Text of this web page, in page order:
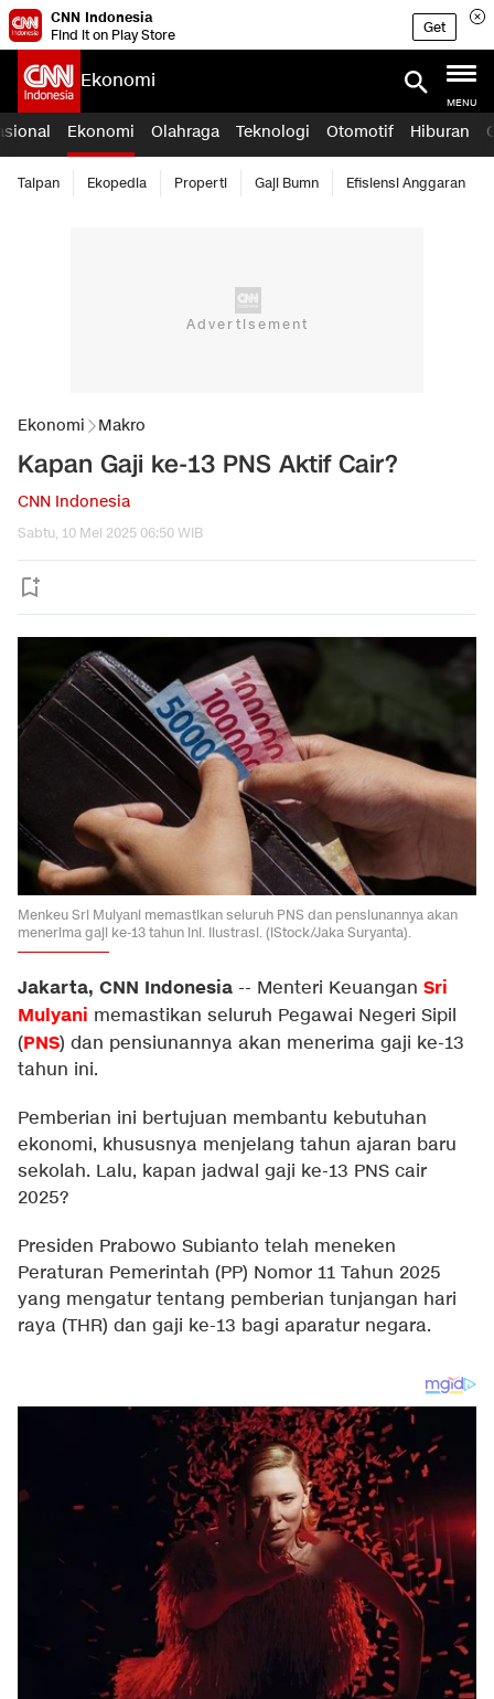
CNN Indonesia
Find it on Play Store
Get
Ekonomi
MENU
Ekonomi Olahraga Teknologi Otomotif Hiburan
Taipan Ekopedia Properti Gaji Bumn Efisiensi Anggaran
Ekonomi Makro
Kapan Gaji ke-13 PNS Aktif Cair?
CNN Indonesia
Sabtu, 10 Mei 2025 06:50 WIB
Menkeu Sri Mulyani memastikan seluruh PNS dan pensiunannya akan
menerima gaji ke-13 tahun ini. Ilustrasi. (iStock/Jaka Suryanta).
Jakarta, CNN Indonesia -- Menteri Keuangan Sri
Mulyani memastikan seluruh Pegawai Negeri Sipil
(PNS) dan pensiunannya akan menerima gaji ke-13
tahun ini.
Pemberian ini bertujuan membantu kebutuhan
ekonomi, khususnya menjelang tahun ajaran baru
sekolah. Lalu, kapan jadwal gaji ke-13 PNS cair
2025?
Presiden Prabowo Subianto telah meneken
Peraturan Pemerintah (PP) Nomor 11 Tahun 2025
yang mengatur tentang pemberian tunjangan hari
raya (THR) dan gaji ke-13 bagi aparatur negara.